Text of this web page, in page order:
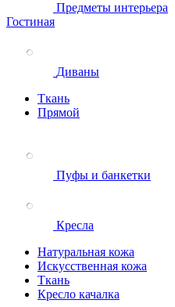
Предметы интерьера
Гостиная
Диваны
Ткань
Прямой
Пуфы и банкетки
Кресла
Натуральная кожа
Искусственная кожа
Ткань
Кресло качалка